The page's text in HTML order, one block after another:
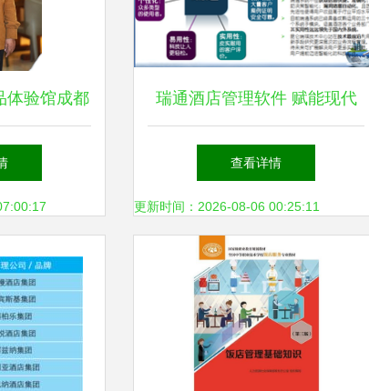
体验馆成都
赋能特优农
蓉
瑞通酒店管理软件 赋能现代
餐饮管理，驱动酒店餐饮业务
高效增长
查看详情
更新时间：2026-08-06 00:25:11